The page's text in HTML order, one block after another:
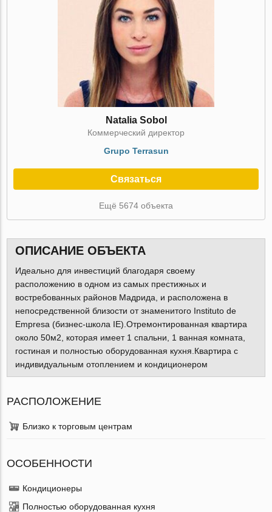
Natalia Sobol
Коммерческий директор
Grupo Terrasun
Связаться
Ещё 5674 объекта
ОПИСАНИЕ ОБЪЕКТА
Идеально для инвестиций благодаря своему
расположению в одном из самых престижных и
востребованных районов Мадрида, и расположена в
непосредственной близости от знаменитого Instituto de
Empresa (бизнес-школа IE).Отремонтированная квартира
около 50м2, которая имеет 1 спальни, 1 ванная комната,
гостиная и полностью оборудованная кухня.Квартира с
индивидуальным отоплением и кондиционером
РАСПОЛОЖЕНИЕ
Близко к торговым центрам
ОСОБЕННОСТИ
Кондиционеры
Полностью оборудованная кухня